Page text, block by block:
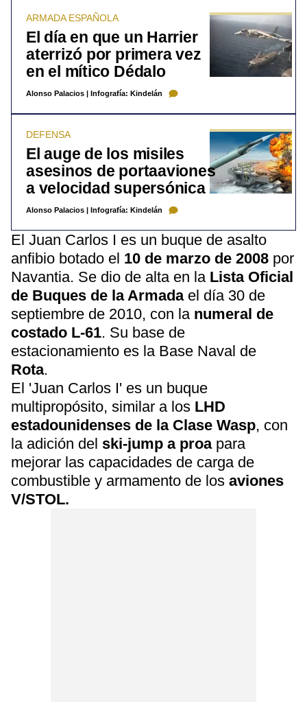
ARMADA ESPAÑOLA
El día en que un Harrier
aterrizó por primera vez
en el mítico Dédalo
Alonso Palacios Infografía: Kindelán
DEFENSA
El auge de los misiles
asesinos de portaaviones
a velocidad supersónica
Alonso Palacios Infografía: Kindelán
El Juan Carlos I es un buque de asalto
anfibio botado el 10 de marzo de 2008 por
Navantia. Se dio de alta en la Lista Oficial
de Buques de la Armadael día 30 de
septiembre de 2010, con la numeral de
costado L-61. Su base de
estacionamiento es la Base Naval de
Rota.
El 'Juan Carlos I' es un buque
multipropósito, similar a los LHD
estadounidenses de la Clase Wasp, con
la adición del ski-jump a proapara
mejorar las capacidades de carga de
combustible y armamento de los aviones
V/STOL.